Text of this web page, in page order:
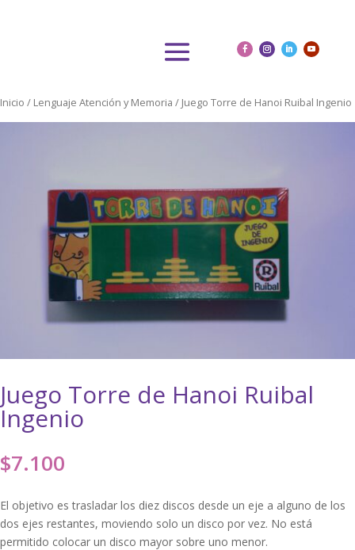
Inicio / Lenguaje Atención y Memoria / Juego Torre de Hanoi Ruibal Ingenio
Juego Torre de Hanoi Ruibal
Ingenio
$7.100
El objetivo es trasladar los diez discos desde un eje a alguno de los
dos ejes restantes, moviendo solo un disco por vez. No está
permitido colocar un disco mayor sobre uno menor.